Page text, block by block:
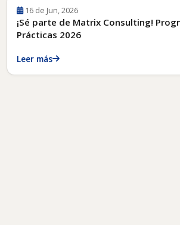
16 de Jun, 2026
¡Sé parte de Matrix Consulting!
Prácticas 2026
Leer más